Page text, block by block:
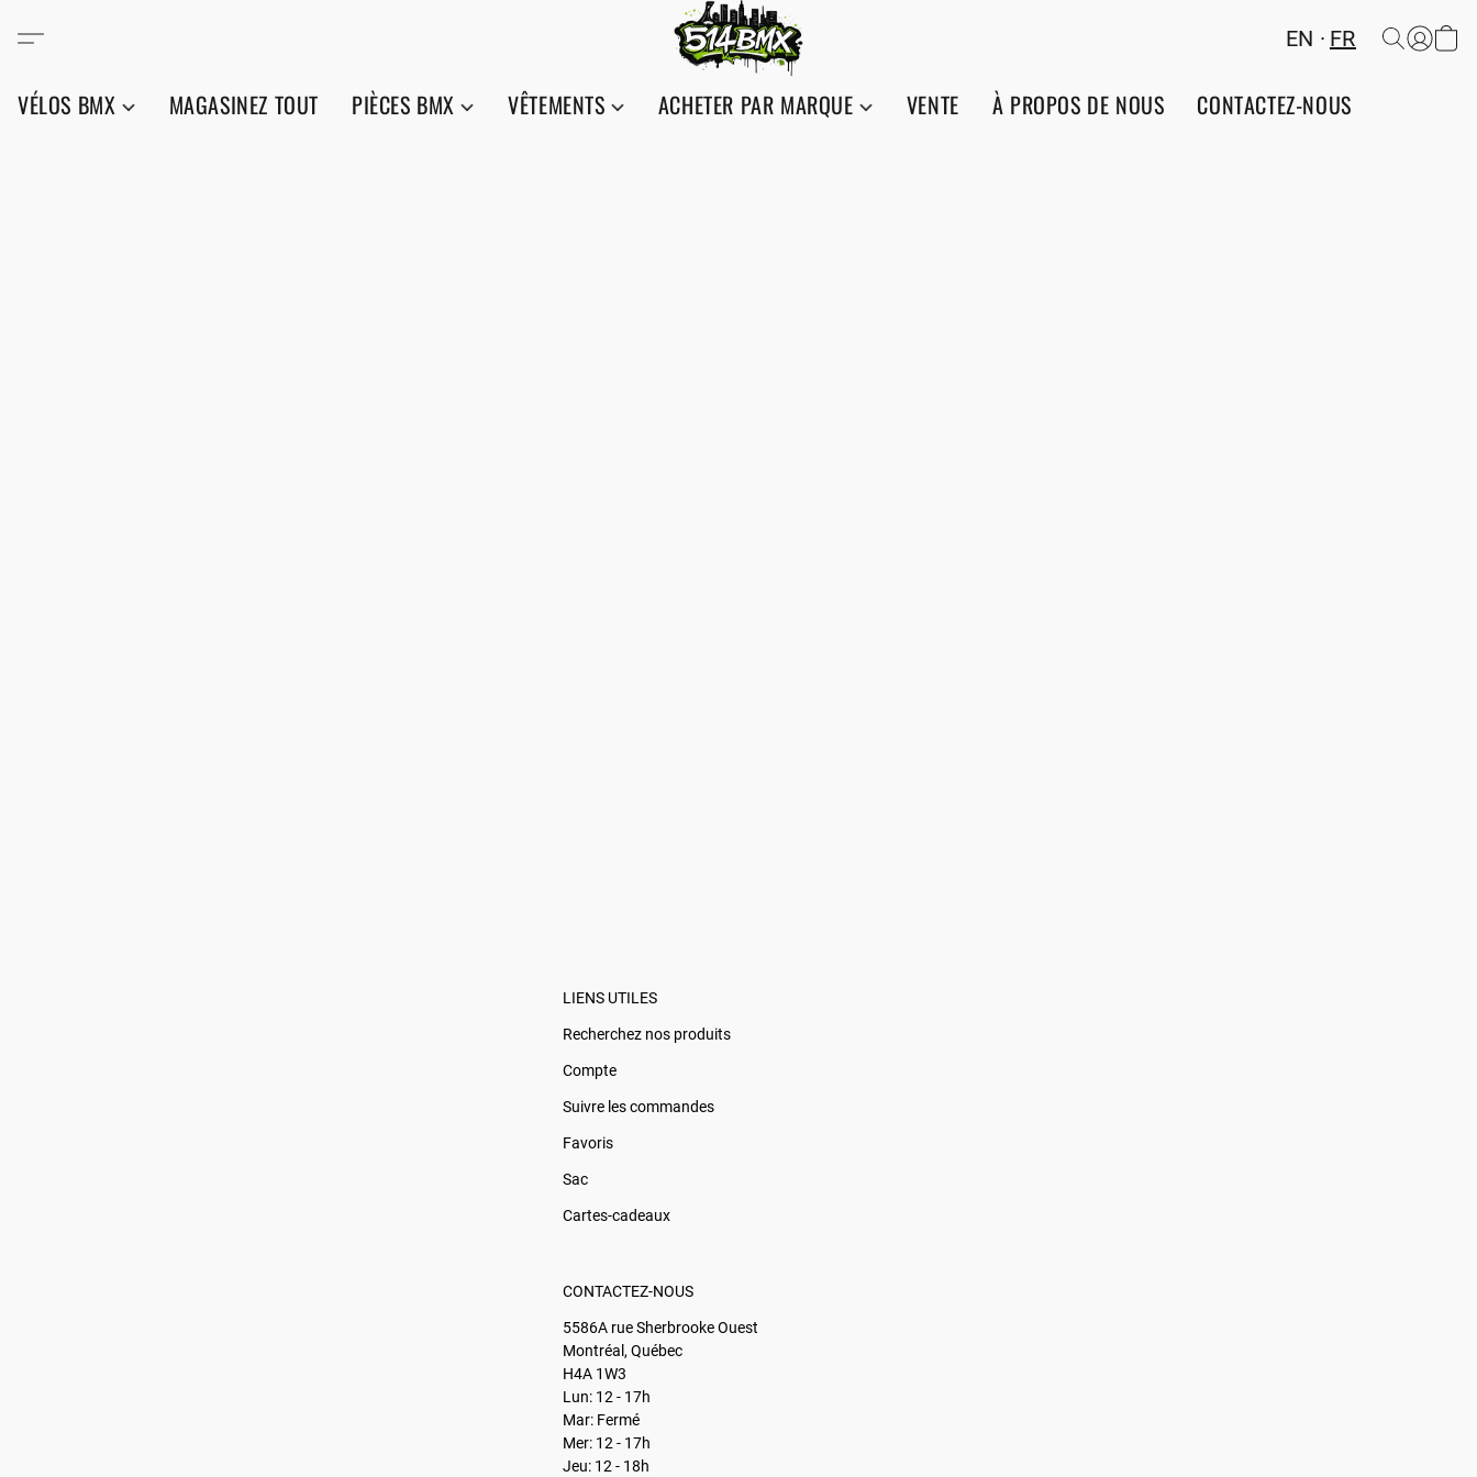
EN FR
VÉLOS BMX MAGASINEZ TOUT PIÈCES BMX VÊTEMENTS ACHETER PAR MARQUE VENTE À PROPOS DE NOUS CONTACTEZ-NOUS
LIENS UTILES
Recherchez nos produits
Compte
Suivre les commandes
Favoris
Sac
Cartes-cadeaux
CONTACTEZ-NOUS
5586A rue Sherbrooke Ouest
Montréal, Québec
H4A 1W3
Lun: 12 - 17h
Mar: Fermé
Mer: 12 - 17h
Jeu: 12 - 18h